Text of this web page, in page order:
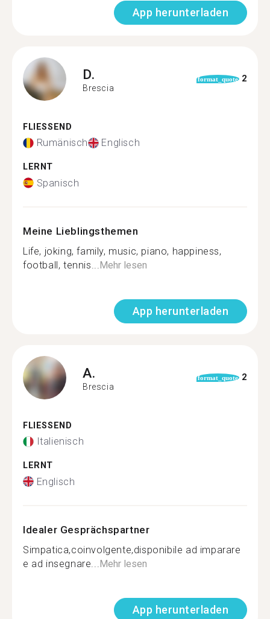
App herunterladen
D.
Brescia
format_quote 2
FLIESSEND
Rumänisch Englisch
LERNT
Spanisch
Meine Lieblingsthemen
Life, joking, family, music, piano, happiness,
football, tennis... Mehr lesen
App herunterladen
A.
Brescia
format_quote 2
FLIESSEND
Italienisch
LERNT
Englisch
Idealer Gesprächspartner
Simpatica,coinvolgente,disponibile ad imparare
e ad insegnare... Mehr lesen
App herunterladen